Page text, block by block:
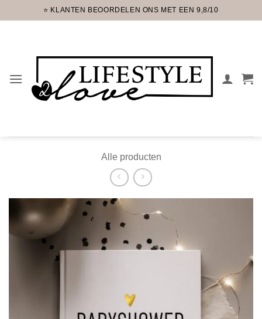
naar
⭐ KLANTEN BEOORDELEN ONS MET EEN 9,8/10
Alle producten